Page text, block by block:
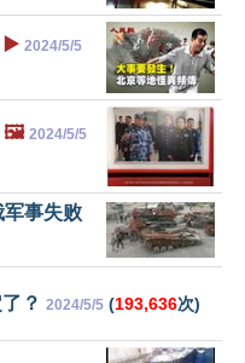
▶️ 2024/5/5
🖼️ 2024/5/5
军事失败
？ 2024/5/5 (193,636次)